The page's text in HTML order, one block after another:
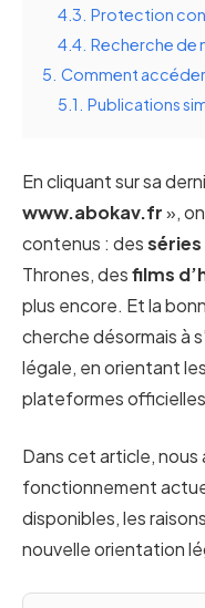
4.3. Protection
4.4. Recherche de
5. Comment accéder
5.1. Publications
En cliquant sur sa
www.abokav.fr»,
contenus : desséries
Thrones, desfilms
plus encore. Et la
cherche désormais à
légale, en orientant
plateformes
Dans cet article, nous
fonctionnement
disponibles, les
nouvelle orientation